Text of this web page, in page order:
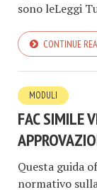
sono leLeggi
CONTINUE
MODULI
FAC SIMILE
Questa guida
normativo